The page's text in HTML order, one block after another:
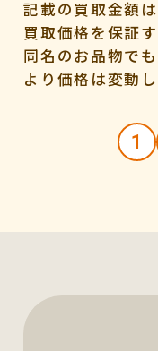
記載の買取金額
買取価格を保証
同名のお品物で
より価格は変動
1